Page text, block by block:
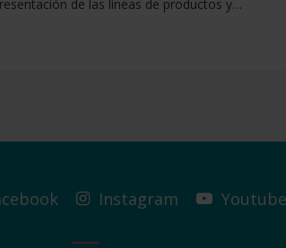
de las líneas de productos y…
Instagram Youtube